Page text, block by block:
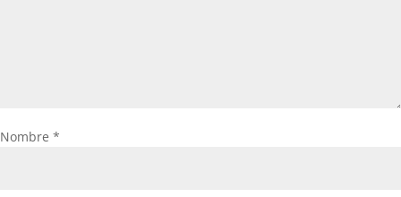
Nombre *